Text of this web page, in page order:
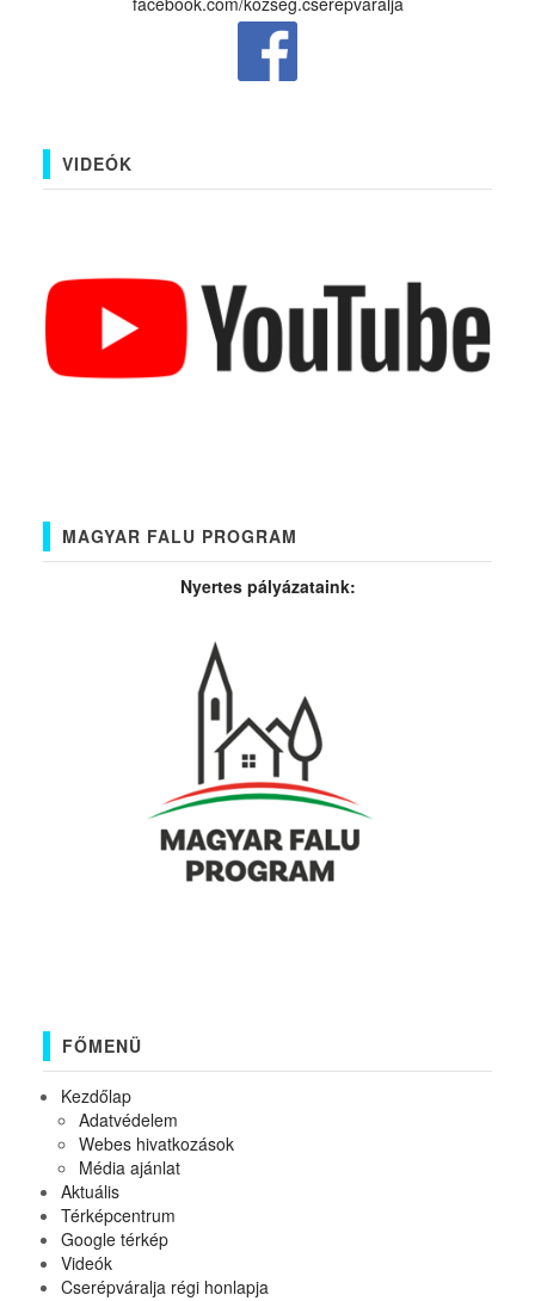
VIDEÓK
MAGYAR FALU PROGRAM
Nyertes pályázataink:
FŐMENÜ
Kezdőlap
Adatvédelem
Webes hivatkozások
Média ajánlat
Aktuális
Térképcentrum
Google térkép
Videók
Cserépváralja régi honlapja